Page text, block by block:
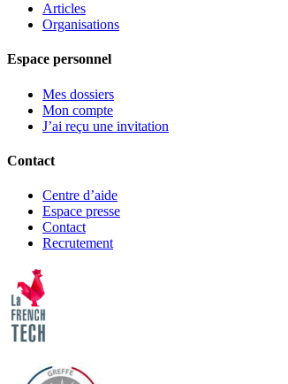
Articles
Organisations
Espace personnel
Mes dossiers
Mon compte
J’ai reçu une invitation
Contact
Centre d’aide
Espace presse
Contact
Recrutement